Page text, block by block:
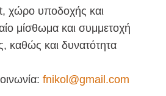
χώρο υποδοχής και
μίσθωμα και συμμετοχή
καθώς και δυνατότητα
fnikol@gmail.com